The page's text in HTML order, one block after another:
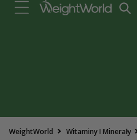
WeightWorld Witaminy I Minerały
aby